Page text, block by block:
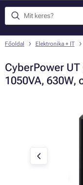
Főoldal Elektronika + IT
CyberPower
1050VA, 630W,